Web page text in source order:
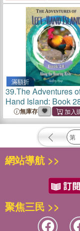
滿額折
39.The Adventures
Hand Island: Book
Along the Roaring
無庫存
網站導航 >>
聚焦三民 >>